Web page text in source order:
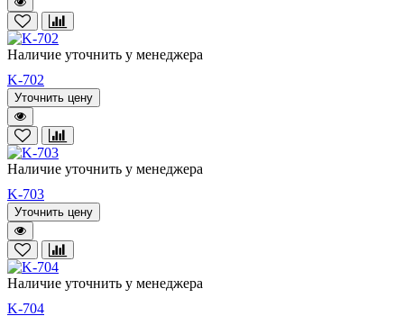
Наличие уточнить у менеджера
K-702
Уточнить цену
Наличие уточнить у менеджера
K-703
Уточнить цену
Наличие уточнить у менеджера
K-704